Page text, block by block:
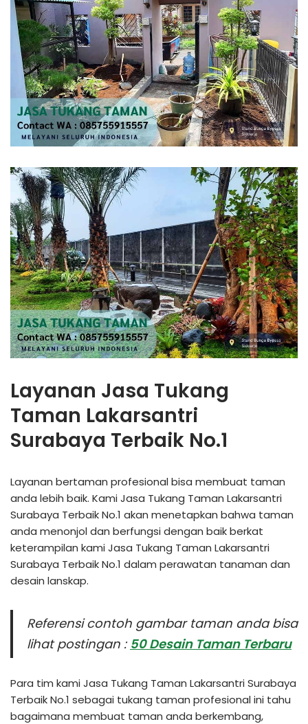
Layanan Jasa Tukang
Taman Lakarsantri
Surabaya Terbaik No.1
Layanan bertaman profesional bisa membuat taman
anda lebih baik. Kami Jasa Tukang Taman Lakarsantri
Surabaya Terbaik No.1 akan menetapkan bahwa taman
anda menonjol dan berfungsi dengan baik berkat
keterampilan kami Jasa Tukang Taman Lakarsantri
Surabaya Terbaik No.1 dalam perawatan tanaman dan
desain lanskap.
Referensi contoh gambar taman anda bisa
lihat postingan : 50 Desain Taman Terbaru
Para tim kami Jasa Tukang Taman Lakarsantri Surabaya
Terbaik No.1 sebagai tukang taman profesional ini tahu
bagaimana membuat taman anda berkembang,